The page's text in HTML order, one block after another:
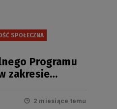
SPOŁECZNA
Programu
zakresie
przyjęta
2 miesiące temu